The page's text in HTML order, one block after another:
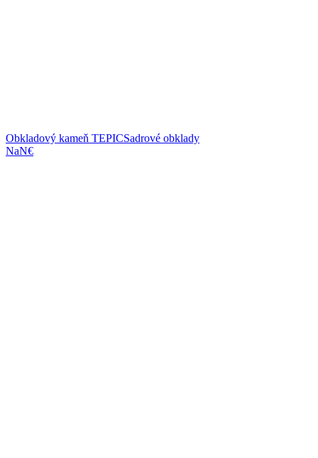
Obkladový kameň TEPICSadrové obklady
NaN€